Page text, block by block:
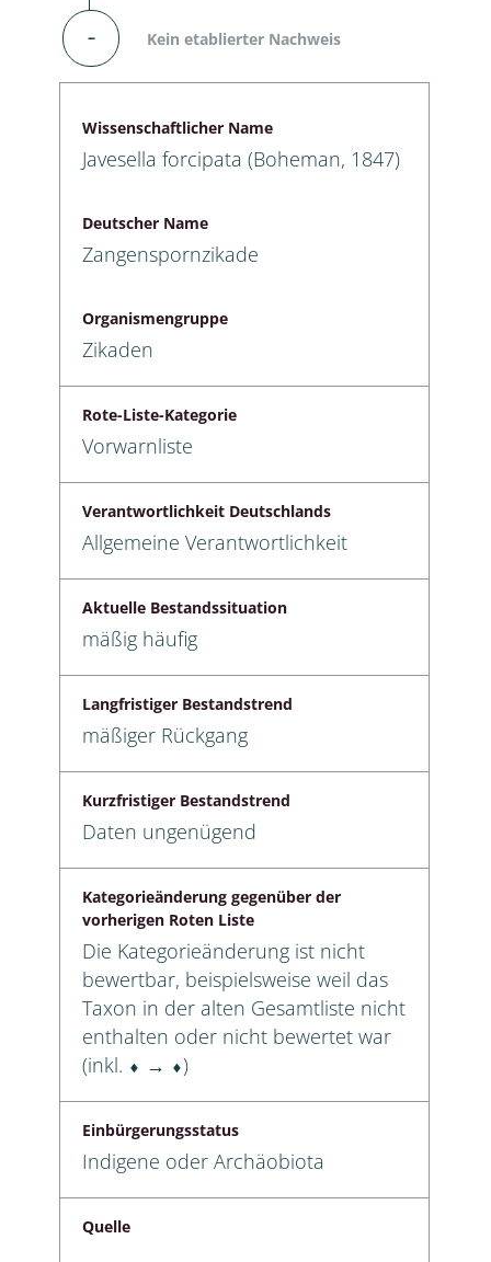
– Kein etablierter Nachweis
Wissenschaftlicher Name
Javesella forcipata (Boheman, 1847)
Deutscher Name
Zangenspornzikade
Organismengruppe
Zikaden
Rote-Liste-Kategorie
Vorwarnliste
Verantwortlichkeit Deutschlands
Allgemeine Verantwortlichkeit
Aktuelle Bestandssituation
mäßig häufig
Langfristiger Bestandstrend
mäßiger Rückgang
Kurzfristiger Bestandstrend
Daten ungenügend
Kategorieänderung gegenüber der
vorherigen Roten Liste
Die Kategorieänderung ist nicht
bewertbar, beispielsweise weil das
Taxon in der alten Gesamtliste nicht
enthalten oder nicht bewertet war
(inkl. ⬧ → ⬧)
Einbürgerungsstatus
Indigene oder Archäobiota
Quelle